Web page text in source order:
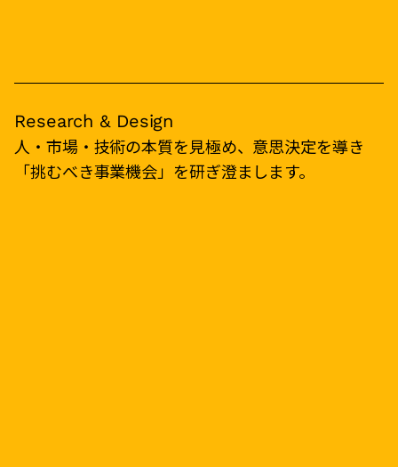
Research & Design
人・市場・技術の本質を見極め、意思決定を導き
「挑むべき事業機会」を研ぎ澄まします。